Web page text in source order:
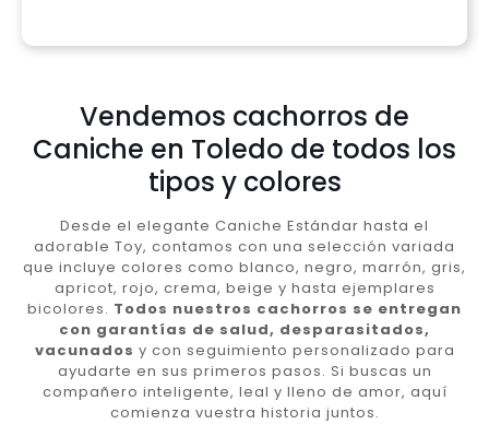
Vendemos cachorros de
Caniche en Toledo de todos los
tipos y colores
Desde el elegante Caniche Estándar hasta el
adorable Toy, contamos con una selección variada
que incluye colores como blanco, negro, marrón, gris,
apricot, rojo, crema, beige y hasta ejemplares
bicolores. Todos nuestros cachorros se entregan
con garantías de salud, desparasitados,
vacunados y con seguimiento personalizado para
ayudarte en sus primeros pasos. Si buscas un
compañero inteligente, leal y lleno de amor, aquí
comienza vuestra historia juntos.